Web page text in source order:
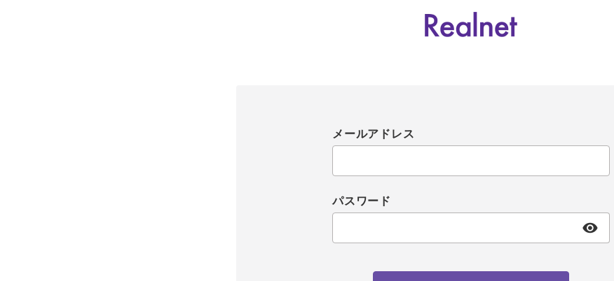
メールアドレス
パスワード